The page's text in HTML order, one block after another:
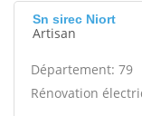
Sn sirec Niort
Artisan
Département: 79
Rénovation